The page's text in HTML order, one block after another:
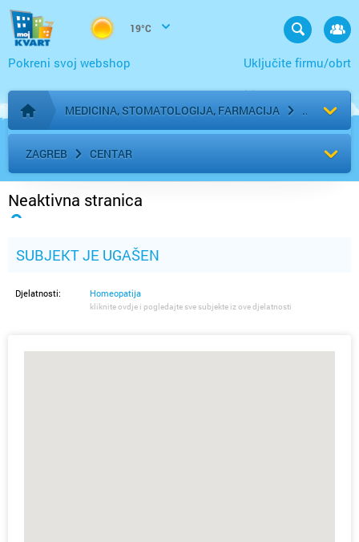
19°C
Uključite firmu/obrt
Pokreni svoj webshop
Početna stranica
MEDICINA, STOMATOLOGIJA, FARMACIJA
ZAGREB CENTAR
Neaktivna stranica
SUBJEKT JE UGAŠEN
Djelatnosti: Homeopatija
kliknite ovdje i pogledajte sve subjekte iz ove djelatnosti